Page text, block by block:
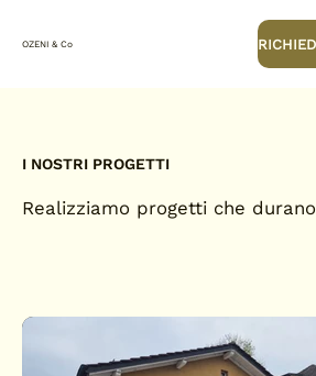
OZENI & Co
I NOSTRI PROGETTI
Realizziamo progetti che durano